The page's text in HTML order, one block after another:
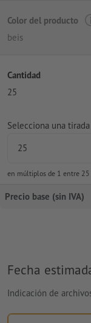
Color del producto
beis
Cantidad
25
Selecciona una
en múltiplos de 1 entre
Precio base (sin IVA)
Fecha
Indicación de